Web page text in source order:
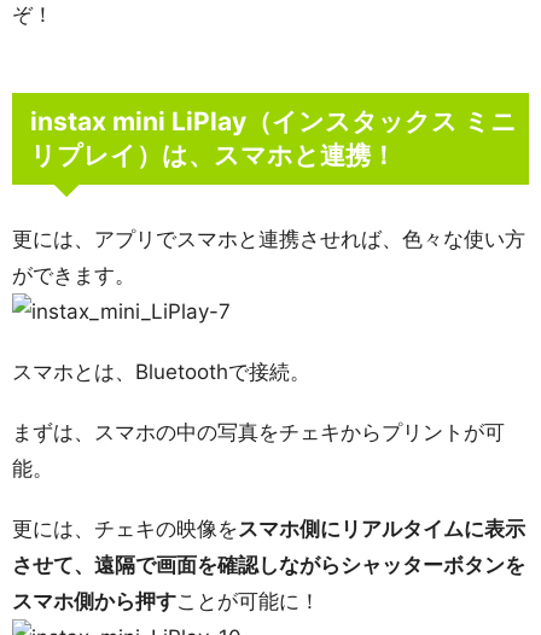
ぞ！
instax mini LiPlay（インスタックス ミニ
リプレイ）は、スマホと連携！
更には、アプリでスマホと連携させれば、色々な使い方
ができます。
スマホとは、Bluetoothで接続。
まずは、スマホの中の写真をチェキからプリントが可
能。
更には、チェキの映像をスマホ側にリアルタイムに表示
させて、遠隔で画面を確認しながらシャッターボタンを
スマホ側から押すことが可能に！